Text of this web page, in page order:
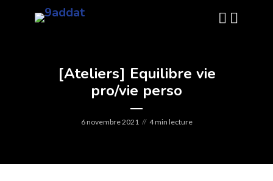
[Ateliers] Equilibre vie
pro/vie perso
6 novembre 2021 4 min lecture